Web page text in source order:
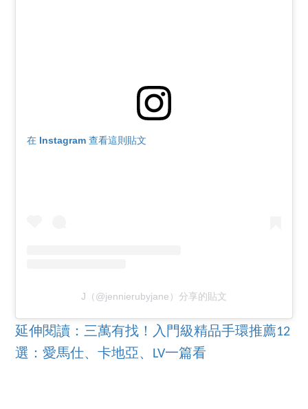
在 Instagram 查看這則貼文
J（@jennierubyjane）分享的貼文
延伸閱讀：三萬有找！入門級精品手環推薦12
選：愛馬仕、卡地亞、LV一篇看